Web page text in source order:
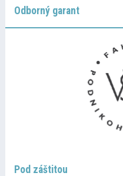
Odborný garant
Pod záštitou